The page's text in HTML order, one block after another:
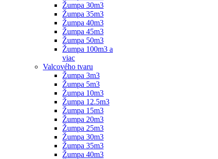
Žumpa 30m3
Žumpa 35m3
Žumpa 40m3
Žumpa 45m3
Žumpa 50m3
Žumpa 100m3 a
viac
Valcového tvaru
Žumpa 3m3
Žumpa 5m3
Žumpa 10m3
Žumpa 12.5m3
Žumpa 15m3
Žumpa 20m3
Žumpa 25m3
Žumpa 30m3
Žumpa 35m3
Žumpa 40m3